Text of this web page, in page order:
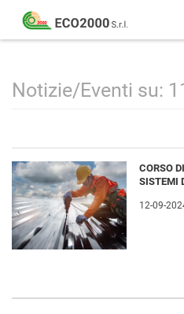
Eco
2000
Formazione
consulenza
sul
lavoro
–
D.Lgs
81/08
Notizie/Eventi su:
CORSO
SISTEMI
12-09-